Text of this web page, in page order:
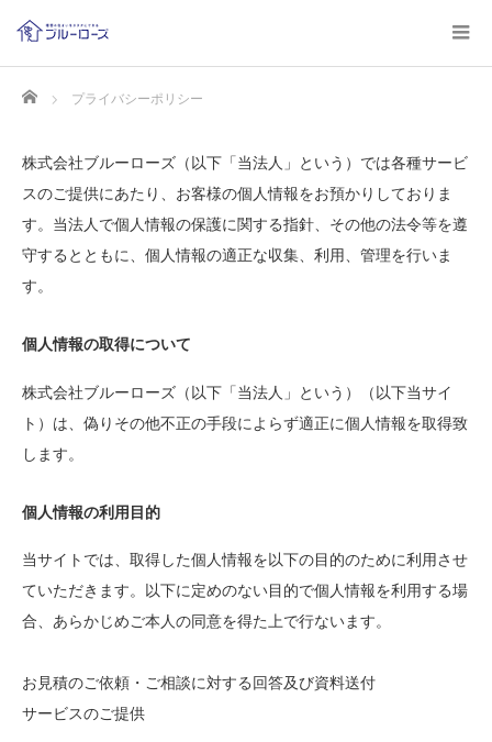
Home プライバシーポリシー
株式会社ブルーローズ（以下「当法人」という）では各種サービ
スのご提供にあたり、お客様の個人情報をお預かりしておりま
す。当法人で個人情報の保護に関する指針、その他の法令等を遵
守するとともに、個人情報の適正な収集、利用、管理を行いま
す。
個人情報の取得について
株式会社ブルーローズ（以下「当法人」という）（以下当サイ
ト）は、偽りその他不正の手段によらず適正に個人情報を取得致
します。
個人情報の利用目的
当サイトでは、取得した個人情報を以下の目的のために利用させ
ていただきます。以下に定めのない目的で個人情報を利用する場
合、あらかじめご本人の同意を得た上で行ないます。
お見積のご依頼・ご相談に対する回答及び資料送付
サービスのご提供